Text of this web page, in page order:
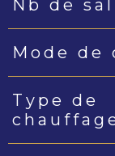
Nb de
Mode de
Type de